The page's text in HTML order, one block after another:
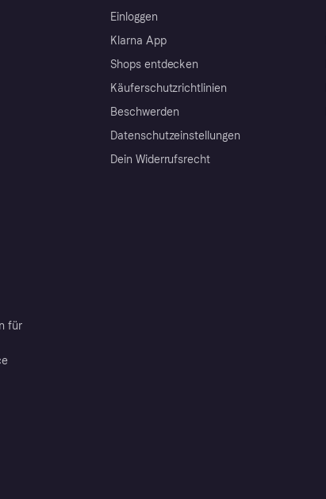
für
Einloggen
Klarna App
Shops entdecken
Käuferschutzrichtlinien
Beschwerden
Datenschutzeinstellungen
Dein Widerrufsrecht